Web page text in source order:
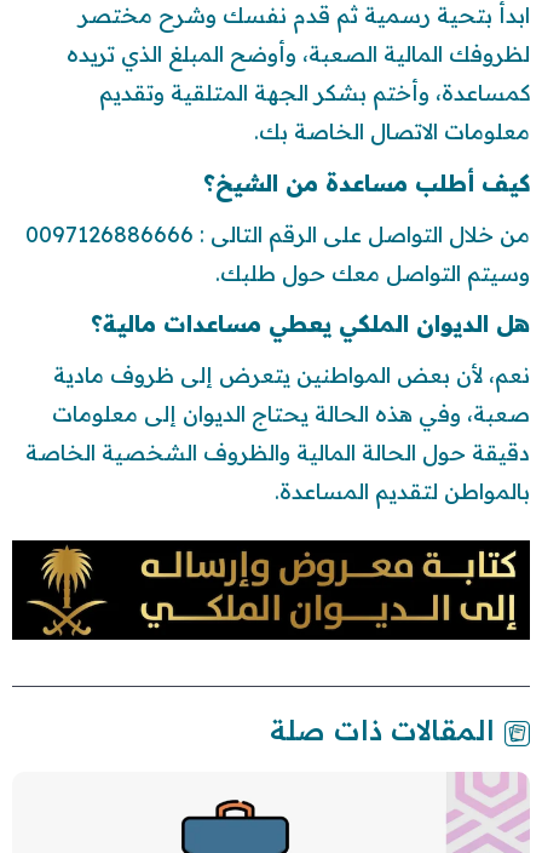
ابدأ بتحية رسمية ثم قدم نفسك وشرح مختصر
لظروفك المالية الصعبة، وأوضح المبلغ الذي تريده
كمساعدة، وأختم بشكر الجهة المتلقية وتقديم
معلومات الاتصال الخاصة بك.
كيف أطلب مساعدة من الشيخ؟
من خلال التواصل على الرقم التالى : 0097126886666
وسيتم التواصل معك حول طلبك.
هل الديوان الملكي يعطي مساعدات مالية؟
نعم، لأن بعض المواطنين يتعرض إلى ظروف مادية
صعبة، وفي هذه الحالة يحتاج الديوان إلى معلومات
دقيقة حول الحالة المالية والظروف الشخصية الخاصة
بالمواطن لتقديم المساعدة.
المقالات ذات صلة